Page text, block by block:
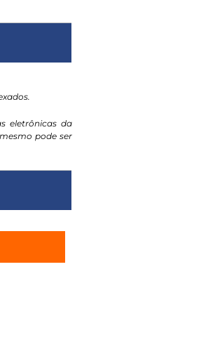
eletrônicas da
pode ser